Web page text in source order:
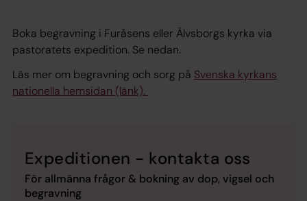
Boka begravning i Furåsens eller Älvsborgs kyrka via
pastoratets expedition. Se nedan.
Läs mer om begravning och sorg på Svenska kyrkans
nationella hemsidan (länk).
Expeditionen - kontakta oss
För allmänna frågor & bokning av dop, vigsel och
begravning